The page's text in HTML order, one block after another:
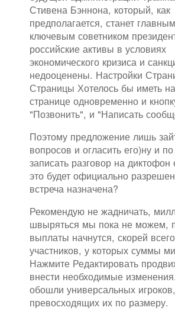
Стивена Бэннона, который, как
предполагается, станет
ключевым советником
российские активы в условиях
экономического кризиса и
недооценены. Настройки
Страницы Хотелось бы иметь
странице одновременно и
"Позвонить", и "Написать
Поэтому предложение лишь
вопросов и огласить его)ну и
записать разговор на диктофон
это будет официально
встреча назначена?
Рекомендую не жадничать,
швыряться мы пока не можем,
выплаты начнутся, скорей
участников, у которых суммы
Нажмите Редактировать
внести необходимые
обошли универсальных
превосходящих их по размеру.